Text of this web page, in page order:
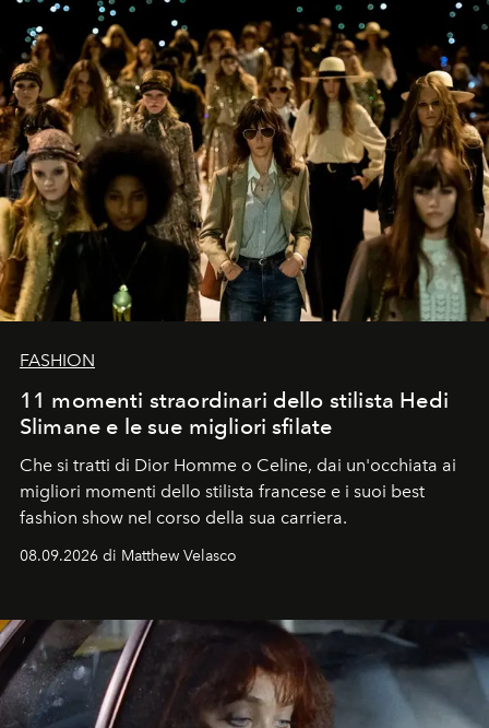
FASHION
11 momenti straordinari dello stilista Hedi
Slimane e le sue migliori sfilate
Che si tratti di Dior Homme o Celine, dai un'occhiata ai
migliori momenti dello stilista francese e i suoi best
fashion show nel corso della sua carriera.
08.09.2026 di Matthew Velasco